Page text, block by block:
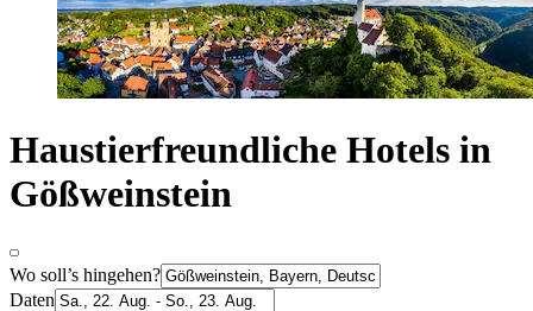
Haustierfreundliche Hotels in
Gößweinstein
Wo soll’s hingehen?
Daten